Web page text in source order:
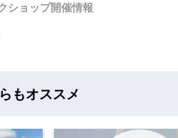
ショップ開催情報
もオススメ